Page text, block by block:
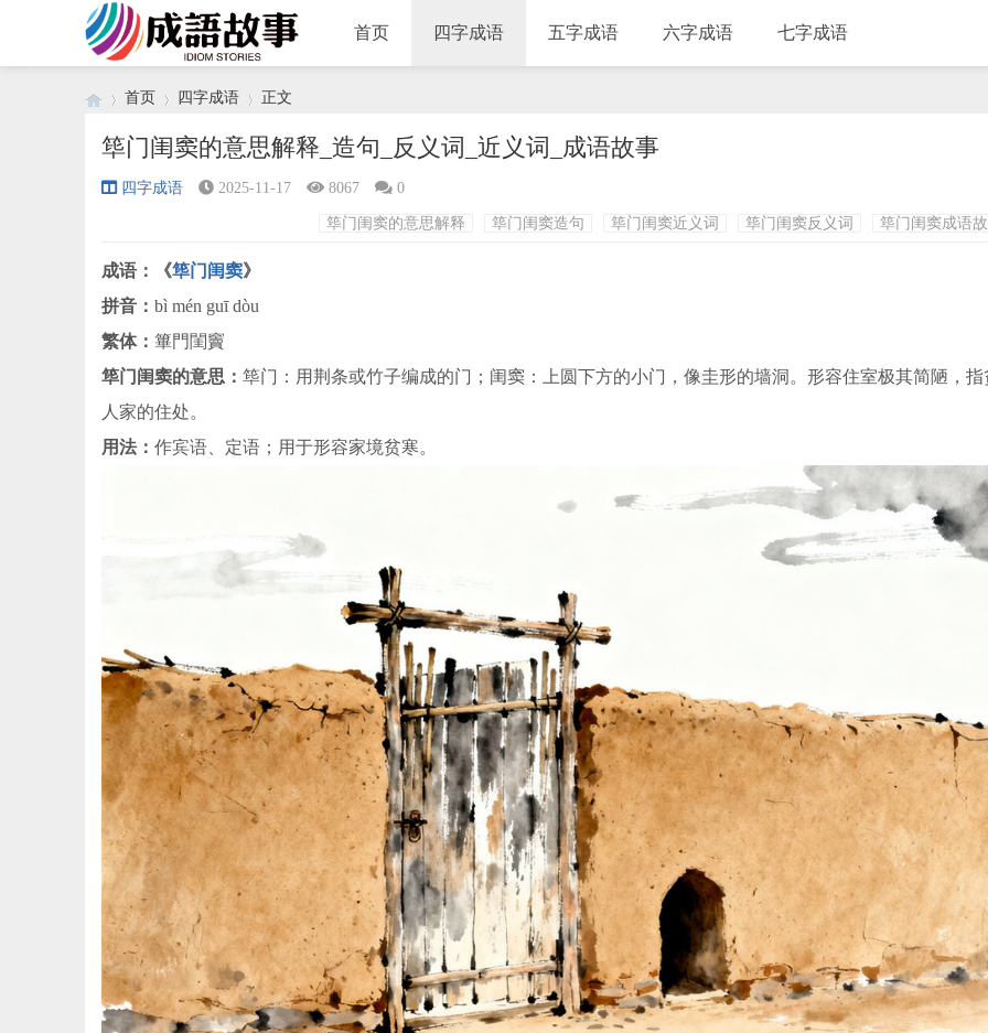
首页 四字成语 五字成语 六字成语 七字成语
›
首页
›
四字成语
›
正文
筚门闺窦的意思解释_造句_反义词_近义词_成语故事
四字成语 2025-11-17 8067 0
筚门闺窦的意思解释 筚门闺窦造句 筚门闺窦近义词 筚门闺窦反义词 筚门闺窦成语
成语：《筚门闺窦》
拼音： bì mén guī dòu
繁体： 篳門閨竇
筚门闺窦的意思： 筚门：用荆条或竹子编成的门；闺窦：上圆下方的小门，像圭形的墙洞。形容住室极其简陋，指
人家的住处。
用法： 作宾语、定语；用于形容家境贫寒。